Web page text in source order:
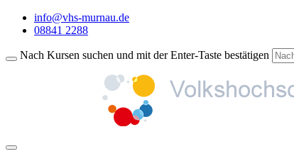
info@vhs-murnau.de
08841 2288
Nach Kursen suchen und mit der Enter-Taste bestätigen